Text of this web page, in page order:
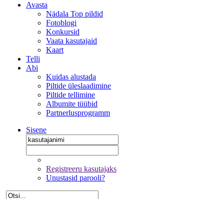
Avasta
Nädala Top pildid
Fotoblogi
Konkursid
Vaata kasutajaid
Kaart
Telli
Abi
Kuidas alustada
Piltide üleslaadimine
Piltide tellimine
Albumite tüübid
Partnerlusprogramm
Sisene
Registreeru kasutajaks
Unustasid parooli?